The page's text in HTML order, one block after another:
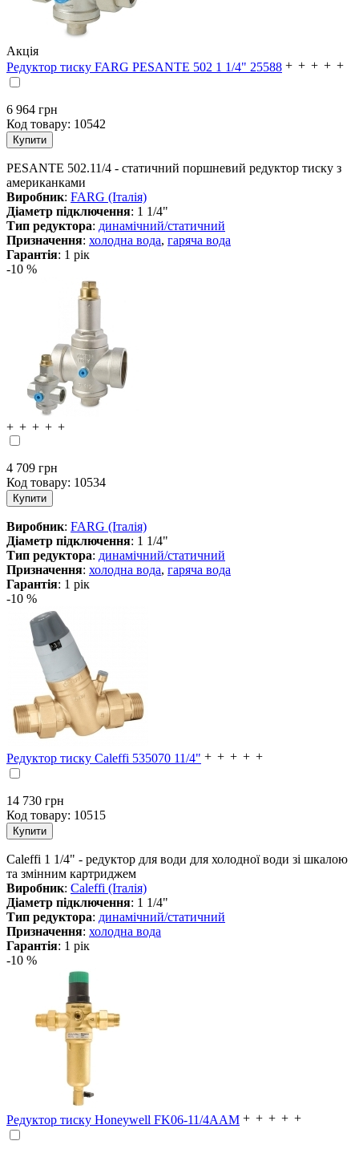
Акція
Редуктор тиску FARG PESANTE 502 1 1/4" 25588
6 964 грн
Код товару: 10542
PESANTE 502.11/4 - статичний поршневий редуктор тиску з
американками
Виробник: FARG (Італія)
Діаметр підключення: 1 1/4"
Тип редуктора: динамічний/статичний
Призначення: холодна вода, гаряча вода
Гарантія: 1 рік
-10 %
4 709 грн
Код товару: 10534
Виробник: FARG (Італія)
Діаметр підключення: 1 1/4"
Тип редуктора: динамічний/статичний
Призначення: холодна вода, гаряча вода
Гарантія: 1 рік
-10 %
Редуктор тиску Caleffi 535070 11/4"
14 730 грн
Код товару: 10515
Caleffi 1 1/4" - редуктор для води для холодної води зі шкалою
та змінним картриджем
Виробник: Caleffi (Італія)
Діаметр підключення: 1 1/4"
Тип редуктора: динамічний/статичний
Призначення: холодна вода
Гарантія: 1 рік
-10 %
Редуктор тиску Honeywell FK06-11/4AAM